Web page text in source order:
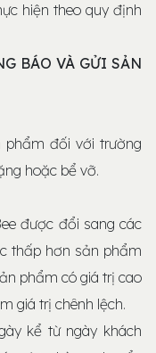
hiện theo quy định
BÁO VÀ GỬI SẢN
phẩm đối với trường
hoặc bể vỡ.
được đổi sang các
thấp hơn sản phẩm
phẩm có giá trị cao
giá trị chênh lệch.
kể từ ngày khách